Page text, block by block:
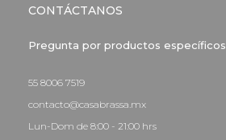
CONTÁCTANOS
Pregunta por productos específicos
55 8006 7519
contacto@casabrassa.mx
Lun-Dom de 8:00 - 21:00 hrs